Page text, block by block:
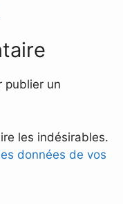
publier un
les indésirables.
données de vos